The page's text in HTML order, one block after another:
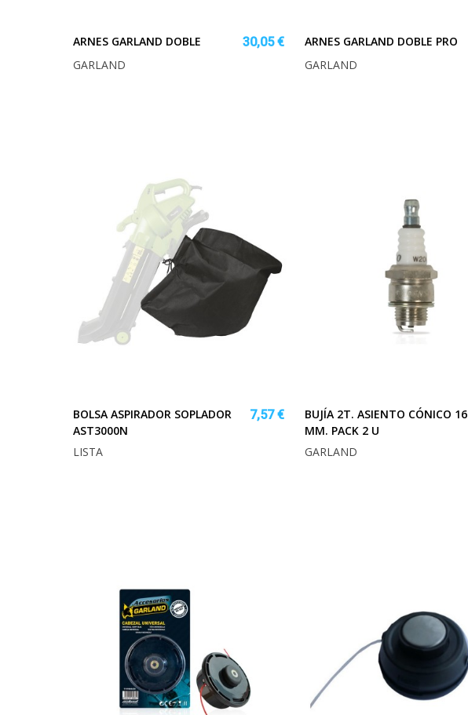
ARNES GARLAND DOBLE
30,05 €
GARLAND
ARNES GARLAND DOBLE PRO
GARLAND
BOLSA ASPIRADOR SOPLADOR
AST3000N
7,57 €
LISTA
BUJÍA 2T. ASIENTO CÓNICO 16
MM. PACK 2 U
GARLAND